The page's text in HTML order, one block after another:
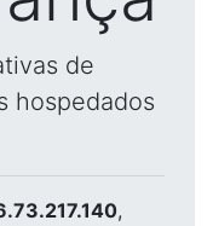
de
hospedados
,